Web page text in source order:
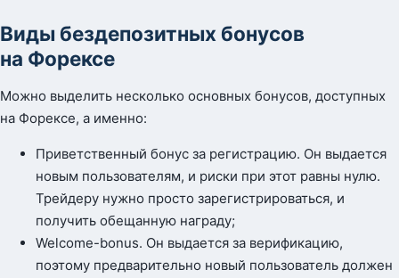
Виды бездепозитных бонусов
на Форексе
Можно выделить несколько основных бонусов, доступных
на Форексе, а именно:
Приветственный бонус за регистрацию. Он выдается
новым пользователям, и риски при этот равны нулю.
Трейдеру нужно просто зарегистрироваться, и
получить обещанную награду;
Welcome-bonus. Он выдается за верификацию,
поэтому предварительно новый пользователь должен